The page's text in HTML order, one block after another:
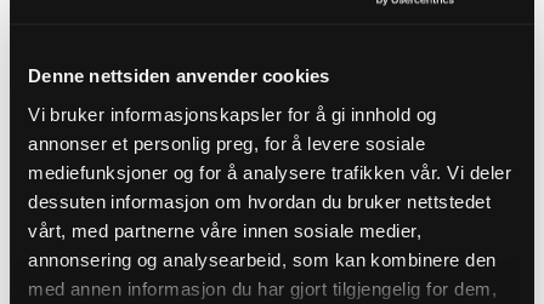
Denne nettsiden anvender cookies
Vi bruker informasjonskapsler for å gi innhold og
annonser et personlig preg, for å levere sosiale
mediefunksjoner og for å analysere trafikken vår. Vi deler
dessuten informasjon om hvordan du bruker nettstedet
vårt, med partnerne våre innen sosiale medier,
annonsering og analysearbeid, som kan kombinere den
med annen informasjon du har gjort tilgjengelig for dem,
30 dagar öppet köp
Leverans 1-3 Dagar
Fri frakt över 1000 kr
PRODUKTBESKRIVNING
Skärp med text från A-Venten